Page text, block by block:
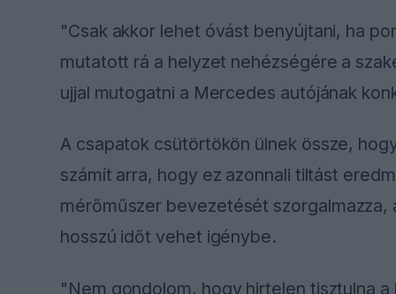
"Csak akkor lehet óvást benyújtani, ha
mutatott rá a helyzet nehézségére a
ujjal mutogatni a Mercedes autójának
A csapatok csütörtökön ülnek össze,
számít arra, hogy ez azonnali tiltást
mérőműszer bevezetését szorgalmazza,
hosszú időt vehet igénybe.
"Nem gondolom, hogy hirtelen tisztulna